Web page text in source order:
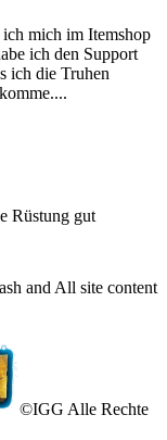
mich im Itemshop
ich den Support
ich die Truhen
Rüstung gut
and All site content
©IGG Alle Rechte